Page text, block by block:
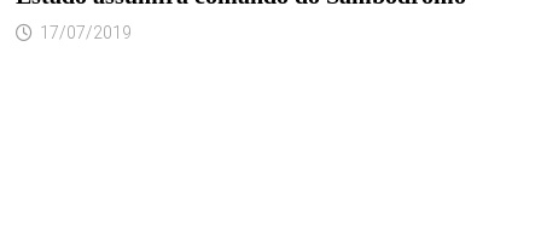
17/07/2019